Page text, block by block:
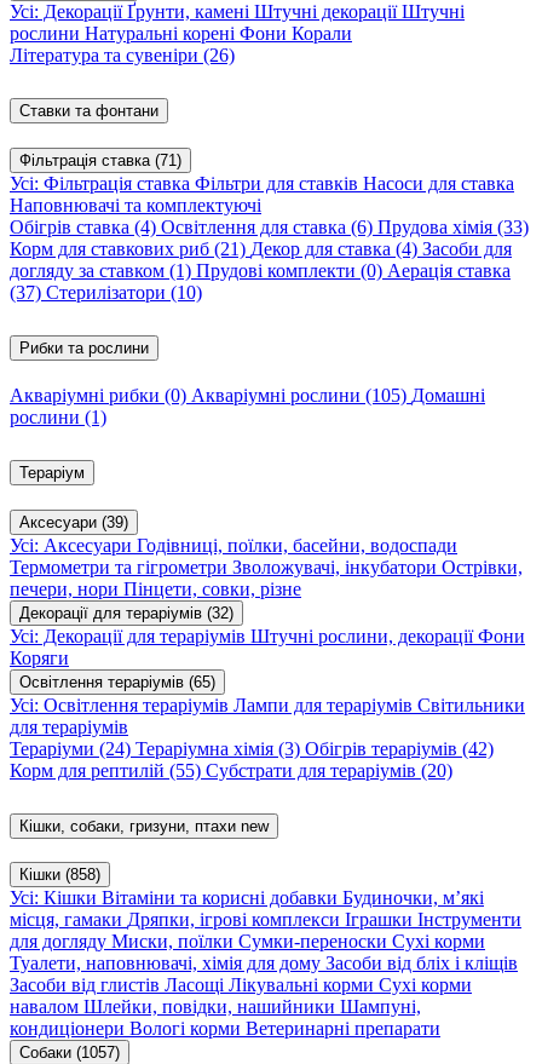
Усі: ДекораціїҐрунти, камені Штучні декораціїШтучні
рослини Натуральні корені Фони Корали
Література та сувеніри (26)
Ставки та фонтани
Фільтрація ставка (71)
Усі: Фільтрація ставка Фільтри для ставків Насоси для ставка
Наповнювачі та комплектуючі
Обігрів ставка (4) Освітлення для ставка (6) Прудова хімія (33)
Корм для ставкових риб (21) Декор для ставка (4) Засоби для
догляду за ставком (1) Прудові комплекти (0) Аерація ставка
(37) Стерилізатори (10)
Рибки та рослини
Акваріумні рибки (0) Акваріумні рослини (105) Домашні
рослини (1)
Тераріум
Аксесуари (39)
Усі: Аксесуари Годівниці, поїлки, басейни, водоспади
Термометри та гігрометри Зволожувачі, інкубатори Острівки,
печери, нори Пінцети, совки, різне
Декорації для тераріумів (32)
Усі: Декорації для тераріумів Штучні рослини, декораціїФони
Коряги
Освітлення тераріумів (65)
Усі: Освітлення тераріумів Лампи для тераріумів Світильники
для тераріумів
Тераріуми (24) Тераріумна хімія (3) Обігрів тераріумів (42)
Корм для рептилій (55) Субстрати для тераріумів (20)
Кішки, собаки, гризуни, птахи new
Кішки (858)
Усі: Кішки Вітаміни та корисні добавки Будиночки, м’які
місця, гамаки Дряпки, ігрові комплекси Іграшки Інструменти
для догляду Миски, поїлки Сумки-переноски Сухі корми
Туалети, наповнювачі, хімія для дому Засоби від бліх і кліщів
Засоби від глистів Ласощі Лікувальні корми Сухі корми
навалом Шлейки, повідки, нашийники Шампуні,
кондиціонери Вологі корми Ветеринарні препарати
Собаки (1057)